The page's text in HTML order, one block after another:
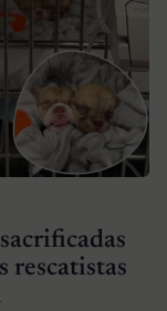
rescatistas